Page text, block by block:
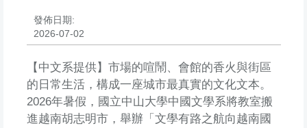
發佈日期:
2026-07-02
【中文系提供】市場的喧鬧、會館的香火與街區
的日常生活，構成一座城市最真實的文化文本。
2026年暑假，國立中山大學中國文學系將教室搬
進越南胡志明市，舉辦「文學有路之航向越南國